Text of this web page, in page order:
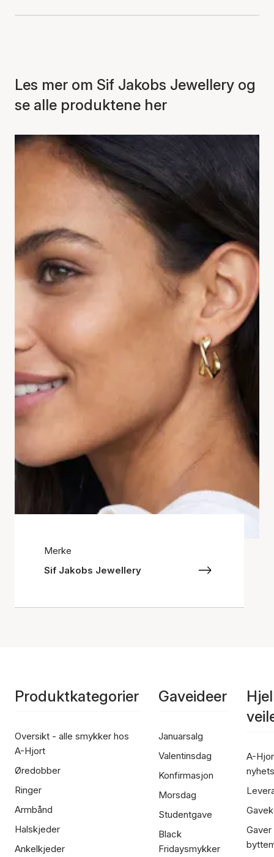
Les mer om Sif Jakobs Jewellery og
se alle produktene her
Merke
Sif Jakobs Jewellery
Produktkategorier
Oversikt - alle smykker hos
A-Hjort
Øredobber
Ringer
Armbånd
Halskjeder
Ankelkjeder
Gaveideer
Januarsalg
Valentinsdag
Konfirmasjon
Morsdag
Studentgave
Black
Fridaysmykker
A-